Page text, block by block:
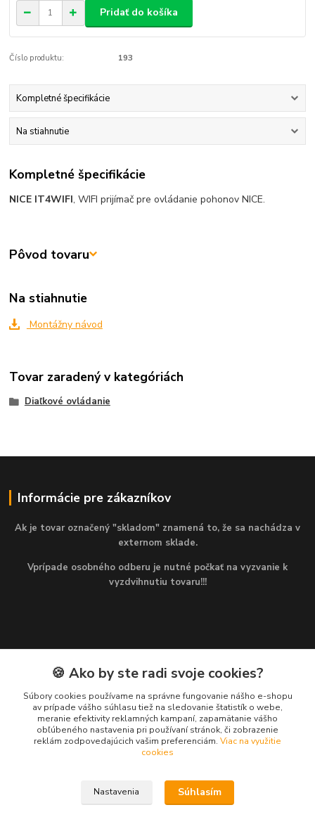
Pridať do košíka
Číslo produktu: 193
Kompletné špecifikácie
Na stiahnutie
Kompletné špecifikácie
NICE IT4WIFI, WIFI prijímač pre ovládanie pohonov NICE.
Pôvod tovaru
Na stiahnutie
Montážny návod
Tovar zaradený v kategóriách
Diaľkové ovládanie
Informácie pre zákazníkov
Ak je tovar označený "skladom" znamená to, že sa nachádza v
externom sklade.
Vprípade osobného odberu je nutné počkať na vyzvanie k
vyzdvihnutiu tovaru!!!
Kontakty
Martin
+421 949 143 523
(Po-Pia, 8-16 hod.)
🍪 Ako by ste radi svoje cookies?
Súbory cookies používame na správne fungovanie nášho e-shopu
av prípade vášho súhlasu tiež na sledovanie štatistík o webe,
meranie efektivity reklamných kampaní, zapamätanie vášho
obľúbeného nastavenia pri používaní stránok, či zobrazenie
reklám zodpovedajúcich vašim preferenciám. Viac na využitie
cookies
Nastavenia Súhlasím